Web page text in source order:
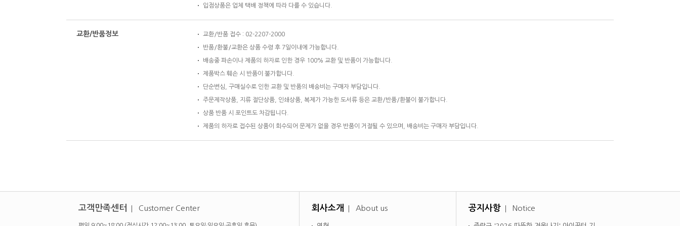
입점상품은 업체 택배 정책에 따라 다를 수 있습니다.
교환/반품정보 교환/반품 접수 : 02-2207-2000
반품/환불/교환은 상품 수령 후 7일이내에 가능합니다.
배송중 파손이나 제품의 하자로 인한 경우 100% 교환 및 반품이 가능합니다.
제품박스 훼손 시 반품이 불가합니다.
단순변심, 구매실수로 인한 교환 및 반품의 배송비는 구매자 부담입니다.
주문제작상품, 지류 절단상품, 인쇄상품, 복제가 가능한 도서류 등은 교환/반품/환불이 불가합니다.
상품 반품 시 포인트도 차감됩니다.
제품의 하자로 접수된 상품이 회수되어 문제가 없을 경우 반품이 거절될 수 있으며, 배송비는 구매자 부담입니다.
고객만족센터 Customer Center 회사소개 About us 공지사항 Notice